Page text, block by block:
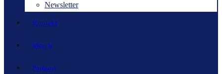
Newsletter
Kontakt
Merch
Partneri